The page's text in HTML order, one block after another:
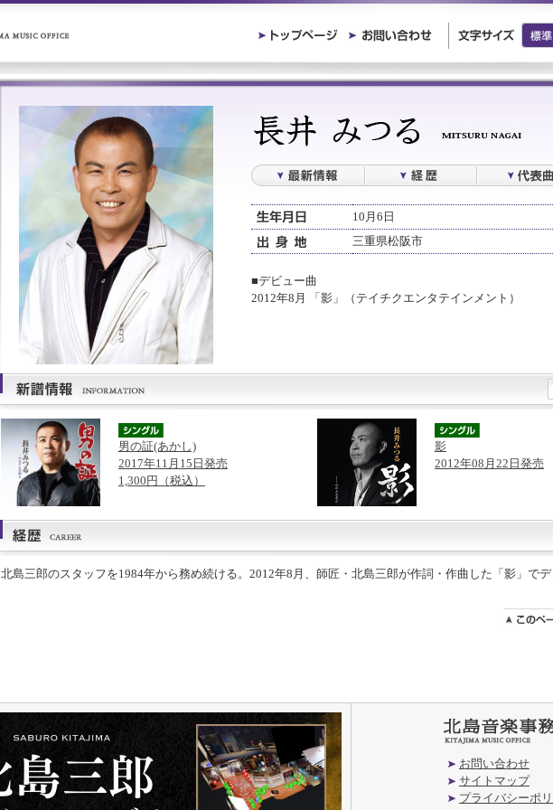
10月6日
三重県松阪市
■デビュー曲
2012年8月 「影」（テイチクエンタテインメント）
男の証(あかし)
2017年11月15日発売
1,300円（税込）
影
2012年08月22日発売
北島三郎のスタッフを1984年から務め続ける。2012年8月、師匠・北島三郎が作詞・作曲した「影」でデ
お問い合わせ
サイトマップ
プライバシーポ